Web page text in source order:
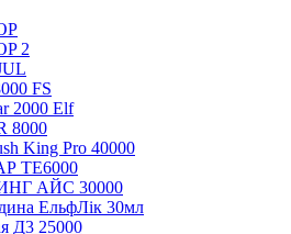
2
FS
2000 Elf
8000
King Pro 40000
ТЕ6000
АЙС 30000
ЕльфЛік 30мл
Д3 25000